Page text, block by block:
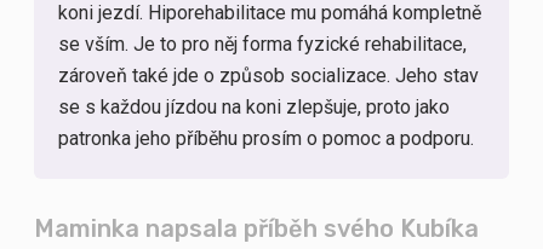
koni jezdí. Hiporehabilitace mu pomáhá kompletně
se vším. Je to pro něj forma fyzické rehabilitace,
zároveň také jde o způsob socializace. Jeho stav
se s každou jízdou na koni zlepšuje, proto jako
patronka jeho příběhu prosím o pomoc a podporu.
Maminka napsala příběh svého Kubíka